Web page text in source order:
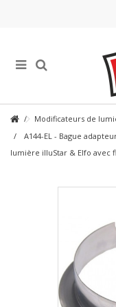
Modificateurs de
A144-EL - Bague
lumière illuStar & Elfo avec